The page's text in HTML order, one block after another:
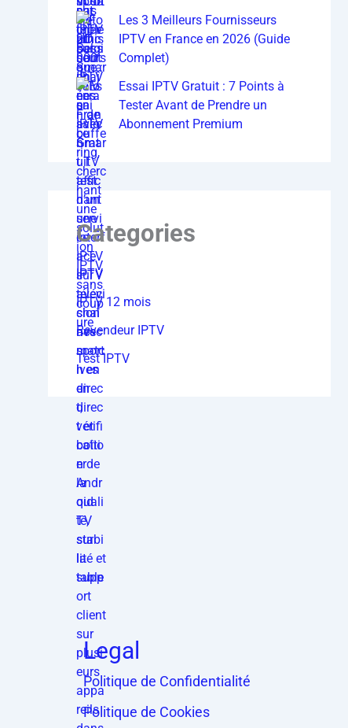
Les 3 Meilleurs Fournisseurs
IPTV en France en 2026 (Guide
Complet)
Essai IPTV Gratuit : 7 Points à
Tester Avant de Prendre un
Abonnement Premium
Categories
IPTV
IPTV 12 mois
Revendeur IPTV
Test IPTV
Legal
Politique de Confidentialité
Politique de Cookies